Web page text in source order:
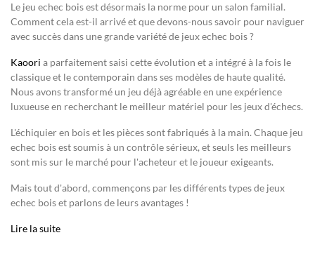
Le jeu echec bois est désormais la norme pour un salon familial.
Comment cela est-il arrivé et que devons-nous savoir pour naviguer
avec succès dans une grande variété de jeux echec bois ?
Kaoori a parfaitement saisi cette évolution et a intégré à la fois le
classique et le contemporain dans ses modèles de haute qualité.
Nous avons transformé un jeu déjà agréable en une expérience
luxueuse en recherchant le meilleur matériel pour les jeux d'échecs.
L'échiquier en bois et les pièces sont fabriqués à la main. Chaque jeu
echec bois est soumis à un contrôle sérieux, et seuls les meilleurs
sont mis sur le marché pour l'acheteur et le joueur exigeants.
Mais tout d'abord, commençons par les différents types de jeux
echec bois et parlons de leurs avantages !
Lire la suite